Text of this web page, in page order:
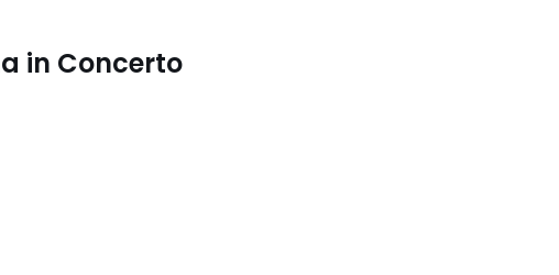
in Concerto